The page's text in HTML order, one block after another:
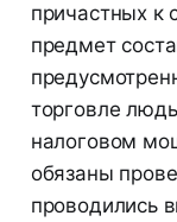
причастных к
предмет
торговле
налоговом
обязаны
проводились